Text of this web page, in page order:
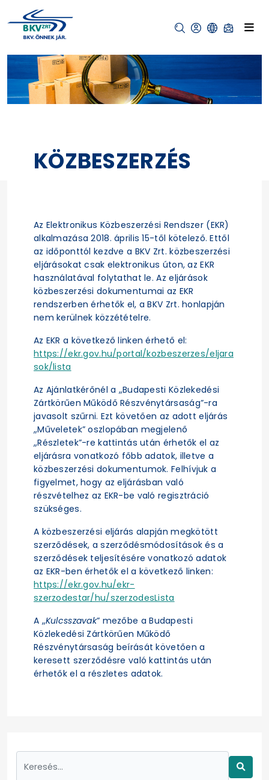
KÖZBESZERZÉS
Az Elektronikus Közbeszerzési Rendszer (EKR)
alkalmazása 2018. április 15-től kötelező. Ettől
az időponttól kezdve a BKV Zrt. közbeszerzési
eljárásokat csak elektronikus úton, az EKR
használatával folytathat le. Az eljárások
közbeszerzési dokumentumai az EKR
rendszerben érhetők el, a BKV Zrt. honlapján
nem kerülnek közzétételre.
Az EKR a következő linken érhető el:
https://ekr.gov.hu/portal/kozbeszerzes/eljara
sok/lista
Az Ajánlatkérőnél a „Budapesti Közlekedési
Zártkörűen Működő Részvénytársaság”-ra
javasolt szűrni. Ezt követően az adott eljárás
„Műveletek” oszlopában megjelenő
„Részletek”-re kattintás után érhetők el az
eljárásra vonatkozó főbb adatok, illetve a
közbeszerzési dokumentumok. Felhívjuk a
figyelmet, hogy az eljárásban való
részvételhez az EKR-be való regisztráció
szükséges.
A közbeszerzési eljárás alapján megkötött
szerződések, a szerződésmódosítások és a
szerződések teljesítésére vonatkozó adatok
az EKR-ben érhetők el a következő linken:
https://ekr.gov.hu/ekr-
szerzodestar/hu/szerzodesLista
A „Kulcsszavak” mezőbe a Budapesti
Közlekedési Zártkörűen Működő
Részvénytársaság beírását követően a
keresett szerződésre való kattintás után
érhetők el a részletes adatok.